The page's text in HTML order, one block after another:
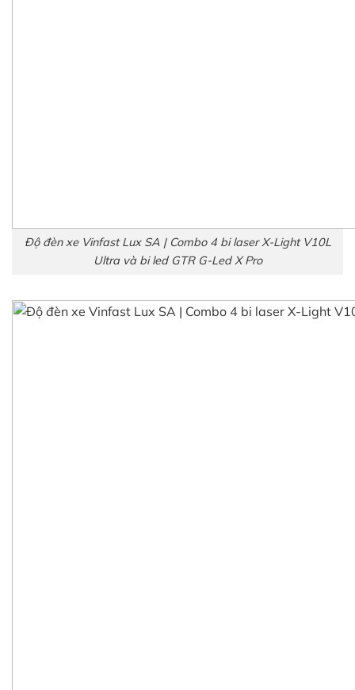
Độ đèn xe Vinfast Lux SA | Combo 4 bi laser X-Light V10L
Ultra và bi led GTR G-Led X Pro